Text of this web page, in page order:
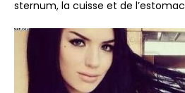
sternum, la cuisse et de l’estomac